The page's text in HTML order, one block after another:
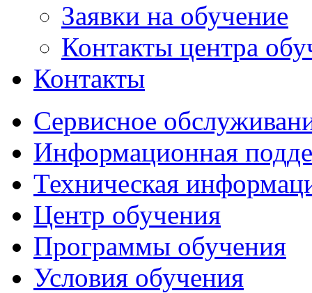
Заявки на обучение
Контакты центра
Контакты
Сервисное
Информационная
Техническая
Центр обучения
Программы обучения
Условия обучения